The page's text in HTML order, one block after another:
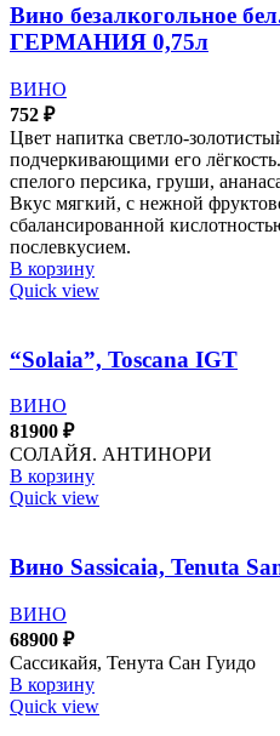
Вино безалкогольное
ГЕРМАНИЯ 0,75л
ВИНО
752 ₽
Цвет напитка светло-
подчеркивающими его
спелого персика, груши,
Вкус мягкий, с нежной
сбалансированной
послевкусием.
В корзину
Quick view
“Solaia”, Toscana IGT
ВИНО
81900 ₽
СОЛАЙЯ. АНТИНОРИ
В корзину
Quick view
Вино Sassicaia, Tenuta
ВИНО
68900 ₽
Сассикайя, Тенута Сан Гуидо
В корзину
Quick view